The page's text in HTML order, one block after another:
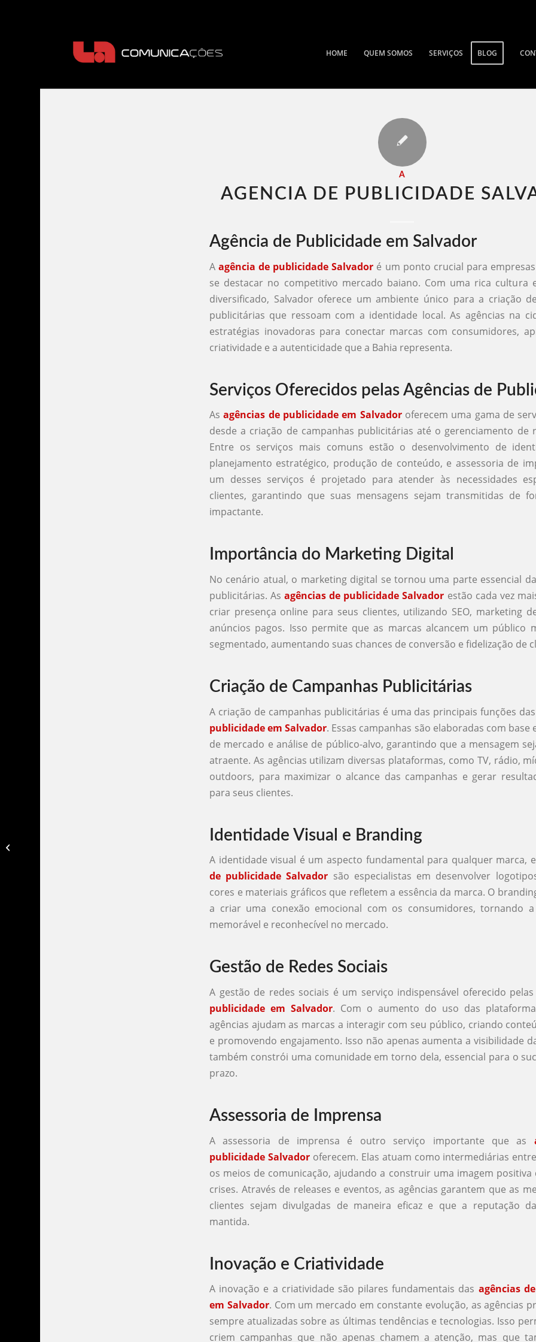
HOME QUEM SOMOS SERVIÇOS BLOG
A
AGENCIA DE PUBLICIDADE
Agência de Publicidade em Salvador
Aagência de publicidade Salvador é um ponto crucial para
se destacar no competitivo mercado baiano. Com uma rica cultura
diversificado, Salvador oferece um ambiente único para a criação
publicitárias que ressoam com a identidade local. As agências na
estratégias inovadoras para conectar marcas com consumidores,
criatividade e a autenticidade que a Bahia representa.
Serviços Oferecidos pelas Agências de
Asagências de publicidade em Salvadoroferecem uma gama de
desde a criação de campanhas publicitárias até o gerenciamento de
Entre os serviços mais comuns estão o desenvolvimento de
planejamento estratégico, produção de conteúdo, e assessoria de
um desses serviços é projetado para atender às necessidades
clientes, garantindo que suas mensagens sejam transmitidas de
impactante.
Importância do Marketing Digital
No cenário atual, o marketing digital se tornou uma parte essencial
publicitárias. Asagências de publicidade Salvador estão cada vez
criar presença online para seus clientes, utilizando SEO, marketing
anúncios pagos. Isso permite que as marcas alcancem um público
segmentado, aumentando suas chances de conversão e fidelização de
Criação de Campanhas Publicitárias
A criação de campanhas publicitárias é uma das principais funções
publicidade em Salvador. Essas campanhas são elaboradas com base
de mercado e análise de público-alvo, garantindo que a mensagem
atraente. As agências utilizam diversas plataformas, como TV, rádio,
outdoors, para maximizar o alcance das campanhas e gerar
para seus clientes.
Identidade Visual e Branding
A identidade visual é um aspecto fundamental para qualquer marca,
de publicidade Salvador são especialistas em desenvolver
cores e materiais gráficos que refletem a essência da marca. O
a criar uma conexão emocional com os consumidores, tornando
memorável e reconhecível no mercado.
Gestão de Redes Sociais
A gestão de redes sociais é um serviço indispensável oferecido pelas
publicidade em Salvador. Com o aumento do uso das
agências ajudam as marcas a interagir com seu público, criando
e promovendo engajamento. Isso não apenas aumenta a visibilidade
também constrói uma comunidade em torno dela, essencial para o
prazo.
Assessoria de Imprensa
A assessoria de imprensa é outro serviço importante que as
publicidade Salvadoroferecem. Elas atuam como intermediárias
os meios de comunicação, ajudando a construir uma imagem positiva
crises. Através de releases e eventos, as agências garantem que as
clientes sejam divulgadas de maneira eficaz e que a reputação
mantida.
Inovação e Criatividade
A inovação e a criatividade são pilares fundamentais das agências
em Salvador. Com um mercado em constante evolução, as agências
sempre atualizadas sobre as últimas tendências e tecnologias. Isso
criem campanhas que não apenas chamem a atenção, mas que